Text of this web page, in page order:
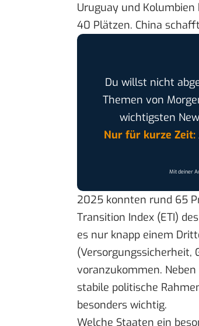
Uruguay und
40 Plätzen. China
Du willst nicht
Themen von
wichtigsten
Nur für kurze Zeit:
Mit deiner
2025 konnten rund 65
Transition Index (ETI)
es nur knapp einem
(Versorgungssicherheit,
voranzukommen.
stabile politische
besonders wichtig.
Welche Staaten ein